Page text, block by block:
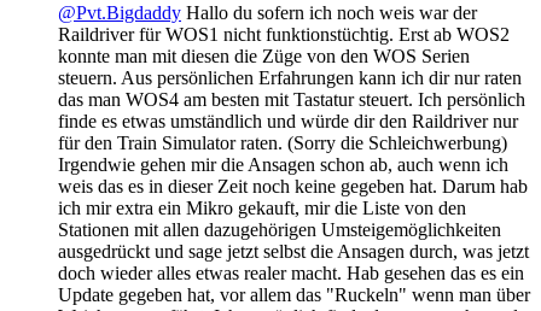
@Pvt.Bigdaddy Hallo du sofern ich noch weis war der
Raildriver für WOS1 nicht funktionstüchtig. Erst ab WOS2
konnte man mit diesen die Züge von den WOS Serien
steuern. Aus persönlichen Erfahrungen kann ich dir nur raten
das man WOS4 am besten mit Tastatur steuert. Ich persönlich
finde es etwas umständlich und würde dir den Raildriver nur
für den Train Simulator raten. (Sorry die Schleichwerbung)
Irgendwie gehen mir die Ansagen schon ab, auch wenn ich
weis das es in dieser Zeit noch keine gegeben hat. Darum hab
ich mir extra ein Mikro gekauft, mir die Liste von den
Stationen mit allen dazugehörigen Umsteigemöglichkeiten
ausgedrückt und sage jetzt selbst die Ansagen durch, was jetzt
doch wieder alles etwas realer macht. Hab gesehen das es ein
Update gegeben hat, vor allem das "Ruckeln" wenn man über